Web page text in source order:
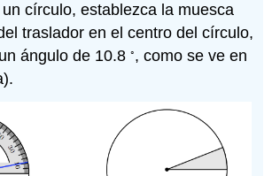
círculo, establezca la muesca
traslador en el centro del círculo,
ángulo de 10.8◦, como se ve en